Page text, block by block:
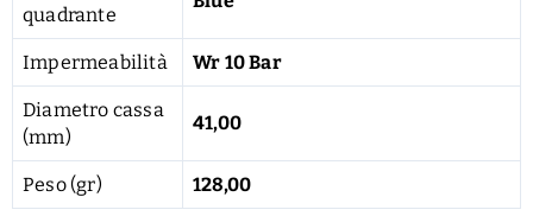
quadrante
Impermeabilità Wr 10 Bar
Diametro cassa
(mm)
41,00
Peso (gr) 128,00